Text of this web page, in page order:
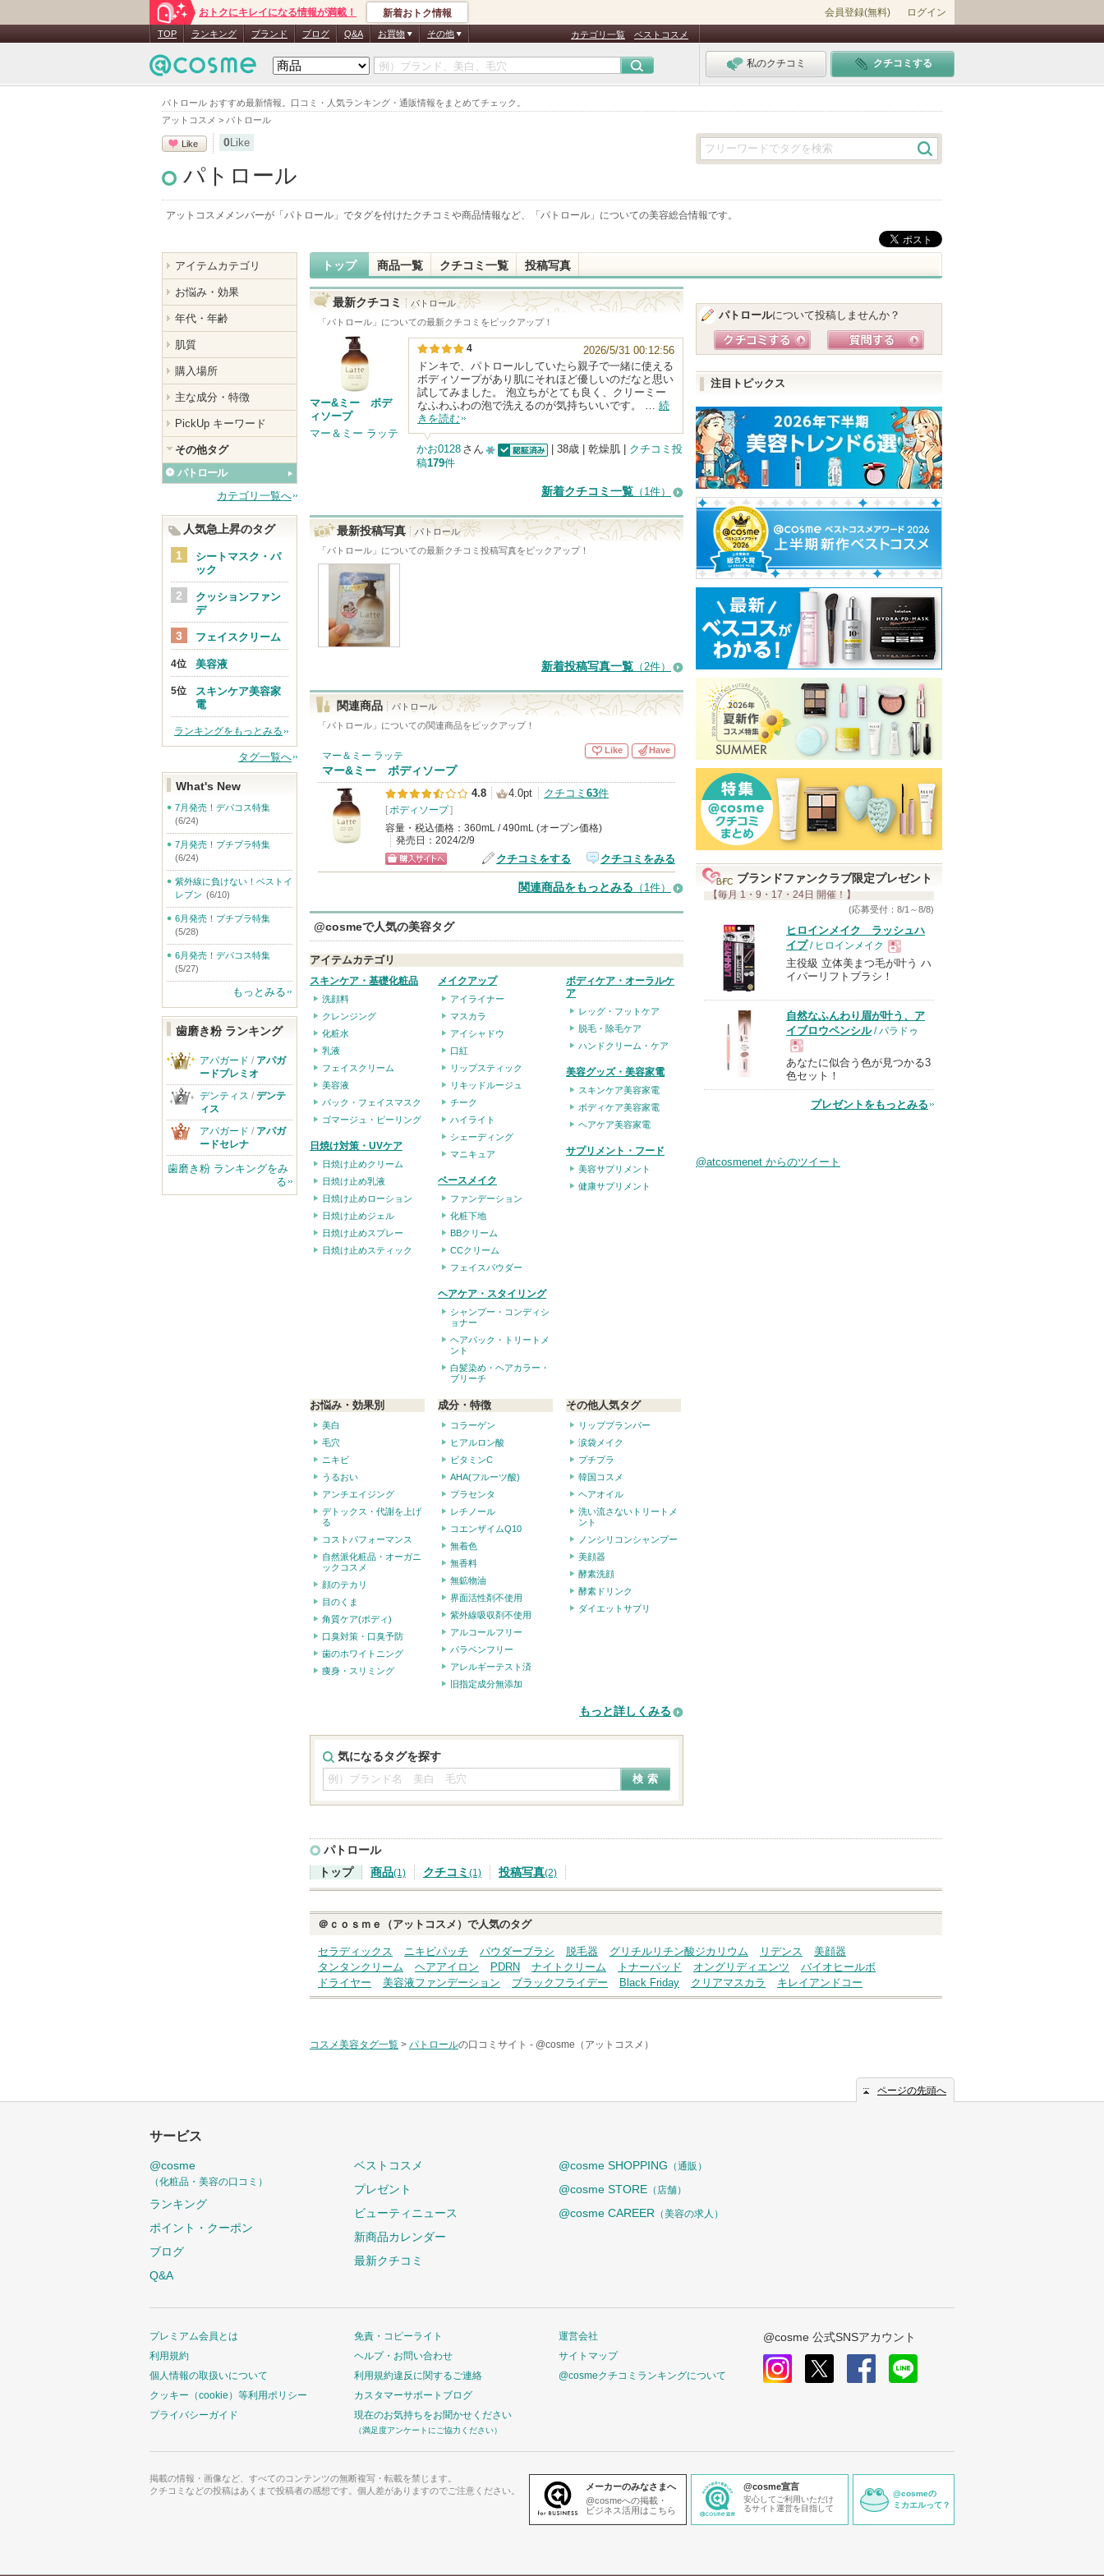
パトロール おすすめ最新情報。口コミ・人気ランキング・通販情報をまとめてチェック。
アットコスメ > パトロール
おトクにキレイになる情報が満載！ 新着おトク情報 会員登録(無料) ログイン
TOP ランキング ブランド ブログ Q&A お買物 その他 カテゴリ一覧 ベストコスメ
私のクチコミ クチコミする
Like 0Like
パトロール
アットコスメメンバーが「 パトロール 」でタグを付けたクチコミや商品情報など、「 パトロール 」についての美容総合情報です。
トップ 商品一覧 クチコミ一覧 投稿写真
最新クチコミ
パトロール
「パトロール 」についての最新クチコミをピックアップ！
マー&ミー ボデ
ィソープ
マー＆ミー ラッテ
4
2026/5/31 00:12:56
ドンキで、パトロールしていたら親子で一緒に使える
ボディソープがあり肌にそれほど優しいのだなと思い
試してみました。 泡立ちがとても良く、クリーミー
なふわふわの泡で洗えるのが気持ちいいです。 … 続
きを読む
かお0128 さん
の
に
登
さ
て
ま
| 38歳 | 乾燥肌 | クチコミ投
稿179件
新着クチコミ一覧 （1件）
最新投稿写真
パトロール
「パトロール 」についての最新クチコミ投稿写真をピックアップ！
新着投稿写真一覧 （2件）
関連商品
パトロール
「パトロール 」についての関連商品をピックアップ！
マー＆ミー ラッテ
マー&ミー ボディソープ
Like Have
4.8 4.0pt クチコミ 63件
[ ボディソープ]
容量・税込価格：360mL / 490mL (オープン価格)
発売日：2024/2/9
ショッピン
クチコミをする クチコミをみる
関連商品をもっとみる （1件）
@cosmeで人気の美容タグ
アイテムカテゴリ
スキンケア・基礎化粧品
洗顔料
クレンジング
化粧水
乳液
フェイスクリーム
美容液
パック・フェイスマスク
ゴマージュ・ピーリング
日焼け対策・UVケア
日焼け止めクリーム
日焼け止め乳液
日焼け止めローション
日焼け止めジェル
日焼け止めスプレー
日焼け止めスティック
メイクアップ
アイライナー
マスカラ
アイシャドウ
口紅
リップスティック
リキッドルージュ
チーク
ハイライト
シェーディング
マニキュア
ベースメイク
ファンデーション
化粧下地
BBクリーム
CCクリーム
フェイスパウダー
ヘアケア・スタイリング
シャンプー・コンディシ
ョナー
ヘアパック・トリートメ
ント
白髪染め・ヘアカラー・
ブリーチ
ボディケア・オーラルケ
ア
レッグ・フットケア
脱毛・除毛ケア
ハンドクリーム・ケア
美容グッズ・美容家電
スキンケア美容家電
ボディケア美容家電
ヘアケア美容家電
サプリメント・フード
美容サプリメント
健康サプリメント
お悩み・効果別
美白
毛穴
ニキビ
うるおい
アンチエイジング
デトックス・代謝を上げ
る
コストパフォーマンス
自然派化粧品・オーガニ
ックコスメ
顔のテカリ
目のくま
角質ケア(ボディ)
口臭対策・口臭予防
歯のホワイトニング
痩身・スリミング
成分・特徴
コラーゲン
ヒアルロン酸
ビタミンC
AHA(フルーツ酸)
プラセンタ
レチノール
コエンザイムQ10
無着色
無香料
無鉱物油
界面活性剤不使用
紫外線吸収剤不使用
アルコールフリー
パラベンフリー
アレルギーテスト済
旧指定成分無添加
その他人気タグ
リッププランパー
涙袋メイク
プチプラ
韓国コスメ
ヘアオイル
洗い流さないトリートメ
ント
ノンシリコンシャンプー
美顔器
酵素洗顔
酵素ドリンク
ダイエットサプリ
もっと詳しくみる
気になるタグを探す
パトロールについて投稿しませんか？
注目トピックス
ブランドファンクラブ限定プレゼント
【毎月 1・9・17・24日 開催！】
(応募受付：8/1～8/8)
ヒロインメイク ラッシュハ
イプ/ ヒロインメイク
現
品
主役級 立体美まつ毛が叶う ハ
イパーリフトブラシ！
自然なふんわり眉が叶う、ア
イブロウペンシル/ パラドゥ
現
あなたに似合う色が見つかる3
色セット！
プレゼントをもっとみる
@atcosmenet からのツイート
パトロール
トップ
商品(1) クチコミ (1) 投稿写真(2)
＠ｃｏｓｍｅ（アットコスメ）で人気のタグ
セラディックス ニキビパッチ パウダーブラシ 脱毛器 グリチルリチン酸ジカリウム リデンス
美顔器
タンタンクリーム
ヘアアイロン PDRN ナイトクリーム トナーパッド オングリディエンツ
バイオヒールボ
ドライヤー
美容液ファンデーション ブラックフライデー Black Friday クリアマスカラ キレイアンドコー
コスメ美容タグ一覧 > パトロールの口コミサイト - @cosme（アットコスメ）
アイテムカテゴリ
お悩み・効果
年代・年齢
肌質
購入場所
主な成分・特徴
PickUp キーワード
その他タグ
パトロール
カテゴリ一覧へ
人気急上昇のタグ
シートマスク・パ
ック
クッションファン
デ
フェイスクリーム
美容液
スキンケア美容家
電
ランキングをもっとみる
タグ一覧へ
What's New
7月発売！デパコス特集
(6/24)
7月発売！プチプラ特集
(6/24)
紫外線に負けない！ベストイ
レブン (6/10)
6月発売！プチプラ特集
(5/28)
6月発売！デパコス特集
(5/27)
もっとみる
歯磨き粉 ランキング
アパガード / アパガ
ードプレミオ
デンティス / デンテ
ィス
アパガード / アパガ
ードセレナ
歯磨き粉 ランキングをみ
る
ページの先頭へ
サービス
@cosme
（化粧品・美容の口コミ）
ランキング
ポイント・クーポン
ブログ
Q&A
ベストコスメ
プレゼント
ビューティニュース
新商品カレンダー
最新クチコミ
@cosme SHOPPING （通販）
@cosme STORE （店舗）
@cosme CAREER （美容の求人）
プレミアム会員とは
利用規約
個人情報の取扱いについて
クッキー（cookie）等利用ポリシー
プライバシーガイド
免責・コピーライト
ヘルプ・お問い合わせ
利用規約違反に関するご連絡
カスタマーサポートブログ
現在のお気持ちをお聞かせください
（満足度アンケートにご協力ください）
運営会社
サイトマップ
@cosmeクチコミランキングについて
@cosme 公式SNSアカウント
掲載の情報・画像など、すべてのコンテンツの無断複写・転載を禁じます。
クチコミなどの投稿はあくまで投稿者の感想です。個人差がありますのでご注意ください。
メーカーのみなさまへ
@cosmeへの掲載・
ビジネス活用はこちら
@cosme宣言
安心してご利用いただけ
るサイト運営を目指して
@cosmeの
ミカエルって？